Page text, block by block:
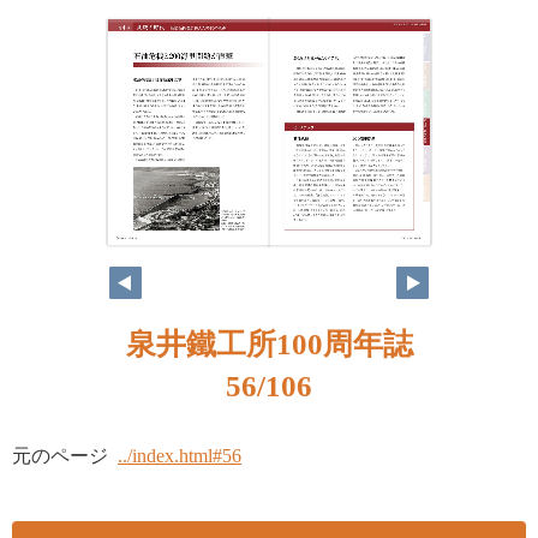
泉井鐵工所100周年誌
56/106
元のページ ../index.html#56